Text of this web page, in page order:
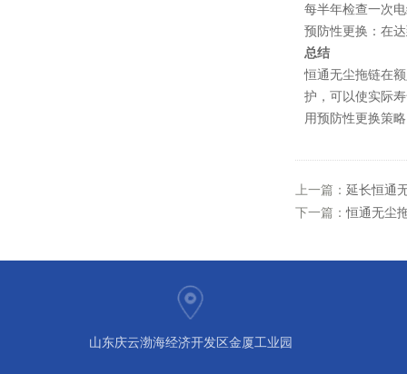
每半年检查一次
预防性更换 ：在
总结
恒通无尘拖链在
护，可以使实际
用预防性更换策
上一篇： 延长恒通
下一篇：恒通无尘
山东庆云渤海经济开发区金厦工业园